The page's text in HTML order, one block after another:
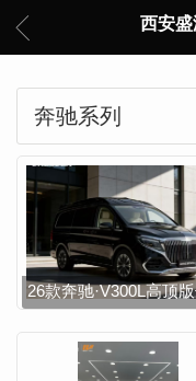
西安盛
奔驰系列